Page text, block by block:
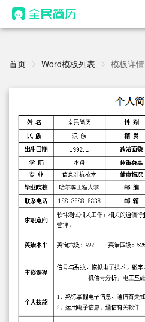
AI 简历工具 热门
AI 生成简历
AI 翻译简历
AI 诊断简历
AI 模拟面试
面试自我介绍
AI 职场工具 New
简历模板
简历教程
登录 / 注册
首页 Word模板列表 模板详情